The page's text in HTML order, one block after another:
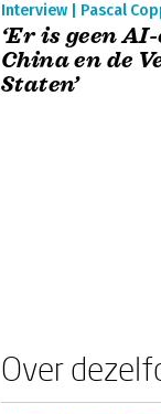
Interview | Pascal
‘Er is geen
China en de
Staten’
Over